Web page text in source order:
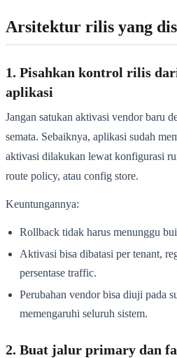
Arsitektur rilis yang
1. Pisahkan kontrol rilis
aplikasi
Jangan satukan aktivasi vendor baru
semata. Sebaiknya, aplikasi sudah
aktivasi dilakukan lewat konfigurasi
route policy, atau config store.
Keuntungannya:
Rollback tidak harus menunggu
Aktivasi bisa dibatasi per tenant,
persentase traffic.
Perubahan vendor bisa diuji pada
memengaruhi seluruh sistem.
2. Buat jalur primary dan